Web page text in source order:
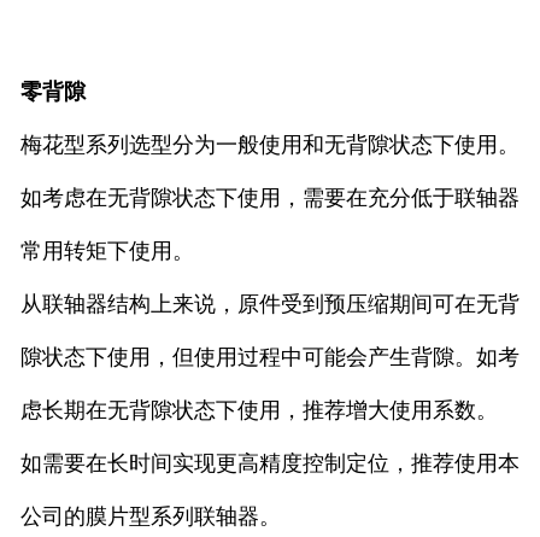
零背隙
梅花型系列选型分为一般使用和无背隙状态下使用。
如考虑在无背隙状态下使用，需要在充分低于联轴器
常用转矩下使用。
从联轴器结构上来说，原件受到预压缩期间可在无背
隙状态下使用，但使用过程中可能会产生背隙。如考
虑长期在无背隙状态下使用，推荐增大使用系数。
如需要在长时间实现更高精度控制定位，推荐使用本
公司的膜片型系列联轴器。